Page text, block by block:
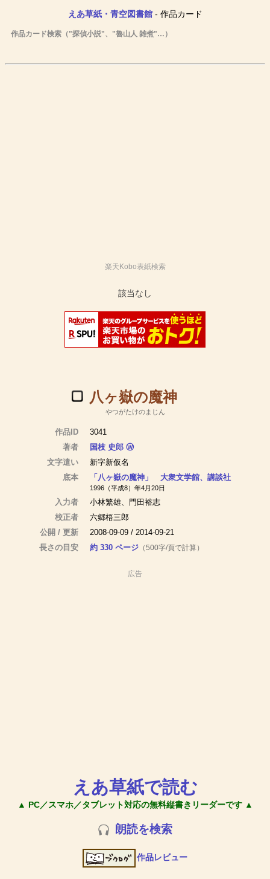
えあ草紙・青空図書館- 作品カード
作品カード検索（"探偵小説"、"魯山人 雑煮"…）
楽天Kobo表紙検索
八ヶ嶽の魔神
やつがたけのまじん
作品ID
3041
著者
国枝 史郎 Ⓦ
文字遣い
新字新仮名
底本
「八ヶ嶽の魔神」 大衆文学館、講談社
1996（平成8）年4月20日
入力者
小林繁雄、門田裕志
校正者
六郷梧三郎
公開 / 更新
2008-09-09 / 2014-09-21
長さの目安
約 330 ページ （500字/頁で計算）
広告
えあ草紙で読む
▲ PC／スマホ／タブレット対応の無料縦書きリーダーです ▲
朗読を検索
作品レビュー